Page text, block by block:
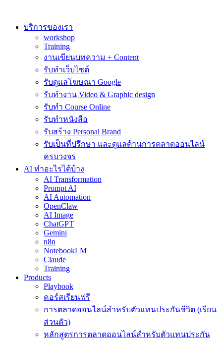
contentบริการของเรา
workshop
Training
งานเขียนบทความ + Content
รับทำเว็บไซต์
รับดูแลโฆษณา Google
รับทำงาน Video & Graphic design
รับทำ Course Online
รับทำหนังสือ
รับสร้าง Personal Brand
รับเป็นที่ปรึกษา และดูแลด้านการตลาดออนไลน์
ครบวงจร
AI ทำอะไรได้บ้าง
AI Transformation
Prompt AI
AI Automation
OpenClaw
AI Image
ChatGPT
Gemini
n8n
NotebookLM
Claude
Training
Products
Playbook
คอร์สเรียนฟรี
การตลาดออนไลน์สำหรับตัวแทนประกันชีวิต (เรียน
ส่วนตัว)
หลักสูตรการตลาดออนไลน์สำหรับตัวแทนประกัน